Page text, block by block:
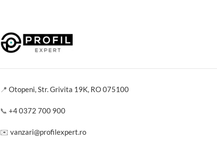
📍 Otopeni, Str. Grivita 19K, RO 075100
📞 +4 0372 700 900
✉️ vanzari@profilexpert.ro